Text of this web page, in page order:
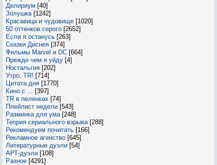
Делириум [40]
Золушка [1242]
Красавица и чудовище [1020]
50 оттенков серого [2652]
Если я останусь [263]
Сказки Диснея [374]
Фильмы Marvel и DC [664]
Прежде чем я уйду [4]
Ностальгия [202]
Утро, TR! [714]
Цитата дня [1770]
Кино с ... [397]
TR в пеленках [74]
Плейлист недели [543]
Разминка для ума [248]
Теория сериального взрыва [288]
Рекомендуем почитать [166]
Рекламное агенство [645]
Литературные дуэли [54]
АРТ-дуэли [108]
Разное [4291]